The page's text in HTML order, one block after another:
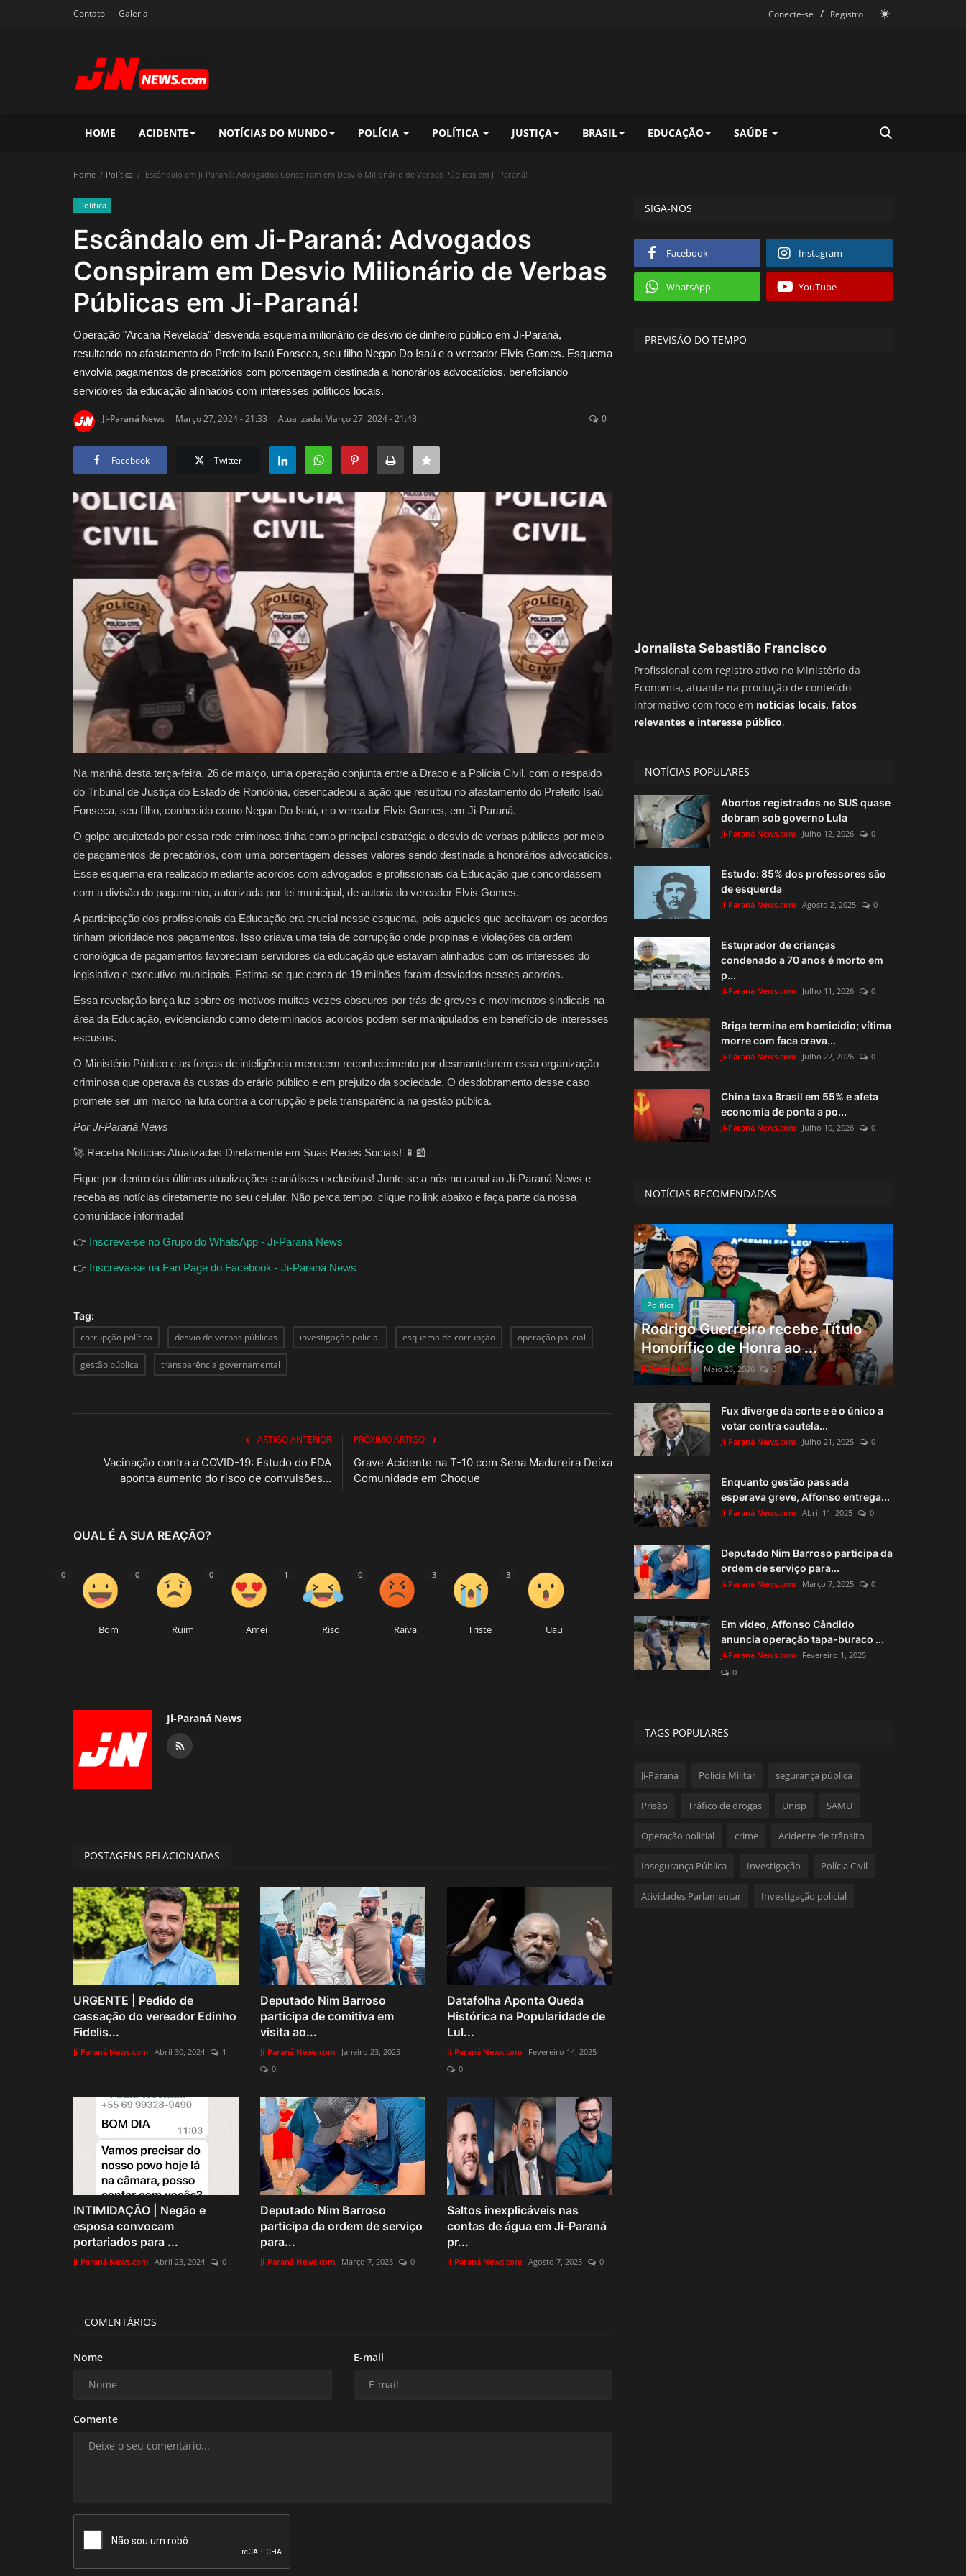
Contato Galeria Conecte-se / Registro
HOME ACIDENTE NOTÍCIAS DO MUNDO POLÍCIA POLÍTICA JUSTIÇA BRASIL EDUCAÇÃO SAÚDE
Home Política Escândalo em Ji-Paraná: Advogados Conspiram em Desvio Milionário de Verbas Públicas em Ji-Paraná!
Política
Escândalo em Ji-Paraná: Advogados
Conspiram em Desvio Milionário de Verbas
Públicas em Ji-Paraná!
Operação "Arcana Revelada" desvenda esquema milionário de desvio de dinheiro público em Ji-Paraná,
resultando no afastamento do Prefeito Isaú Fonseca, seu filho Negao Do Isaú e o vereador Elvis Gomes. Esquema
envolvia pagamentos de precatórios com porcentagem destinada a honorários advocatícios, beneficiando
servidores da educação alinhados com interesses políticos locais.
Ji-Paraná News Março 27, 2024 - 21:33 Atualizada: Março 27, 2024 - 21:48 0
Facebook Twitter
Na manhã desta terça-feira, 26 de março, uma operação conjunta entre a Draco e a Polícia Civil, com o respaldo
do Tribunal de Justiça do Estado de Rondônia, desencadeou a ação que resultou no afastamento do Prefeito Isaú
Fonseca, seu filho, conhecido como Negao Do Isaú, e o vereador Elvis Gomes, em Ji-Paraná.
O golpe arquitetado por essa rede criminosa tinha como principal estratégia o desvio de verbas públicas por meio
de pagamentos de precatórios, com uma porcentagem desses valores sendo destinada a honorários advocatícios.
Esse esquema era realizado mediante acordos com advogados e profissionais da Educação que concordassem
com a divisão do pagamento, autorizada por lei municipal, de autoria do vereador Elvis Gomes.
A participação dos profissionais da Educação era crucial nesse esquema, pois aqueles que aceitavam os acordos
tinham prioridade nos pagamentos. Isso criava uma teia de corrupção onde propinas e violações da ordem
cronológica de pagamentos favoreciam servidores da educação que estavam alinhados com os interesses do
legislativo e executivo municipais. Estima-se que cerca de 19 milhões foram desviados nesses acordos.
Essa revelação lança luz sobre os motivos muitas vezes obscuros por trás de greves e movimentos sindicais na
área da Educação, evidenciando como determinados acordos podem ser manipulados em benefício de interesses
escusos.
O Ministério Público e as forças de inteligência merecem reconhecimento por desmantelarem essa organização
criminosa que operava às custas do erário público e em prejuízo da sociedade. O desdobramento desse caso
promete ser um marco na luta contra a corrupção e pela transparência na gestão pública.
Por Ji-Paraná News
🚀 Receba Notícias Atualizadas Diretamente em Suas Redes Sociais! 📱📰
Fique por dentro das últimas atualizações e análises exclusivas! Junte-se a nós no canal ao Ji-Paraná News e
receba as notícias diretamente no seu celular. Não perca tempo, clique no link abaixo e faça parte da nossa
comunidade informada!
👉 Inscreva-se no Grupo do WhatsApp - Ji-Paraná News
👉 Inscreva-se na Fan Page do Facebook - Ji-Paraná News
Tag:
corrupção política
desvio de verbas públicas investigação policial esquema de corrupção operação policial
gestão pública transparência governamental
ARTIGO ANTERIOR
Vacinação contra a COVID-19: Estudo do FDA
aponta aumento do risco de convulsões...
PRÓXIMO ARTIGO
Grave Acidente na T-10 com Sena Madureira Deixa
Comunidade em Choque
QUAL É A SUA REAÇÃO?
0
Bom
0
Ruim
0
Amei
1
Riso
0
Raiva
3
Triste
3
Uau
Ji-Paraná News
POSTAGENS RELACIONADAS
URGENTE | Pedido de
cassação do vereador Edinho
Fidelis...
Ji-Paraná News.com Abril 30, 2024 1
Deputado Nim Barroso
participa de comitiva em
visita ao...
Ji-Paraná News.com
Janeiro 23, 2025
0
Datafolha Aponta Queda
Histórica na Popularidade de
Lul...
Ji-Paraná News.com
Fevereiro 14, 2025
0
INTIMIDAÇÃO | Negão e
esposa convocam
portariados para ...
Ji-Paraná News.com Abril 23, 2024 0
Deputado Nim Barroso
participa da ordem de serviço
para...
Ji-Paraná News.com Março 7, 2025 0
Saltos inexplicáveis nas
contas de água em Ji-Paraná
pr...
Ji-Paraná News.com Agosto 7, 2025 0
COMENTÁRIOS
Nome E-mail
Comente
SIGA-NOS
Facebook Instagram
WhatsApp YouTube
PREVISÃO DO TEMPO
Jornalista Sebastião Francisco
Profissional com registro ativo no Ministério da
Economia, atuante na produção de conteúdo
informativo com foco em notícias locais, fatos
relevantes e interesse público.
NOTÍCIAS POPULARES
Abortos registrados no SUS quase
dobram sob governo Lula
Ji-Paraná News.com Julho 12, 2026 0
Estudo: 85% dos professores são
de esquerda
Ji-Paraná News.com Agosto 2, 2025 0
Estuprador de crianças
condenado a 70 anos é morto em
p...
Ji-Paraná News.com Julho 11, 2026 0
Briga termina em homicídio; vítima
morre com faca crava...
Ji-Paraná News.com Julho 22, 2026 0
China taxa Brasil em 55% e afeta
economia de ponta a po...
Ji-Paraná News.com Julho 10, 2026 0
NOTÍCIAS RECOMENDADAS
Política
Rodrigo Guerreiro recebe Título
Honorífico de Honra ao ...
Ji-Paraná News Maio 28, 2026 0
Fux diverge da corte e é o único a
votar contra cautela...
Ji-Paraná News.com Julho 21, 2025 0
Enquanto gestão passada
esperava greve, Affonso entrega...
Ji-Paraná News.com Abril 11, 2025 0
Deputado Nim Barroso participa da
ordem de serviço para...
Ji-Paraná News.com Março 7, 2025 0
Em vídeo, Affonso Cândido
anuncia operação tapa-buraco ...
Ji-Paraná News.com
Fevereiro 1, 2025
0
TAGS POPULARES
Ji-Paraná Polícia Militar segurança pública
Prisão Tráfico de drogas Unisp SAMU
Operação policial crime Acidente de trânsito
Insegurança Pública Investigação Polícia Civil
Atividades Parlamentar Investigação policial